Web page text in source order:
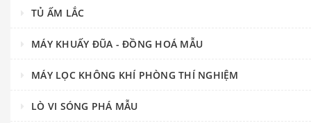
TỦ ẤM LẮC
MÁY KHUẤY ĐŨA - ĐỒNG HOÁ MẪU
MÁY LỌC KHÔNG KHÍ PHÒNG THÍ NGHIỆM
LÒ VI SÓNG PHÁ MẪU